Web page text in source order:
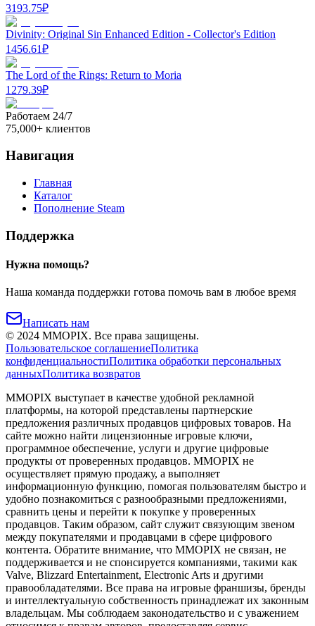
3193.75₽
Divinity: Original Sin Enhanced Edition - Collector's Edition
1456.61₽
The Lord of the Rings: Return to Moria
1279.39₽
Работаем 24/7
75,000+ клиентов
Навигация
Главная
Каталог
Пополнение Steam
Поддержка
Нужна помощь?
Наша команда поддержки готова помочь вам в любое время
Написать нам
© 2024 MMOPIX. Все права защищены.
Пользовательское соглашениеПолитика
конфиденциальностиПолитика обработки персональных
данныхПолитика возвратов
MMOPIX выступает в качестве удобной рекламной
платформы, на которой представлены партнерские
предложения различных продавцов цифровых товаров. На
сайте можно найти лицензионные игровые ключи,
программное обеспечение, услуги и другие цифровые
продукты от проверенных продавцов. MMOPIX не
осуществляет прямую продажу, а выполняет
информационную функцию, помогая пользователям быстро и
удобно познакомиться с разнообразными предложениями,
сравнить цены и перейти к покупке у проверенных
продавцов. Таким образом, сайт служит связующим звеном
между покупателями и продавцами в сфере цифрового
контента. Обратите внимание, что MMOPIX не связан, не
поддерживается и не спонсируется компаниями, такими как
Valve, Blizzard Entertainment, Electronic Arts и другими
правообладателями. Все права на игровые франшизы, бренды
и интеллектуальную собственность принадлежат их законным
владельцам. Мы соблюдаем законодательство и с уважением